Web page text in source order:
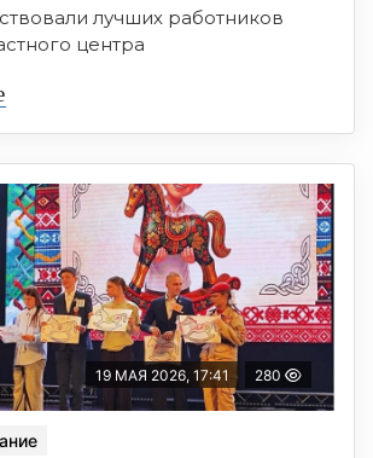
лучших работников
центра
19 МАЯ 2026, 17:41 280